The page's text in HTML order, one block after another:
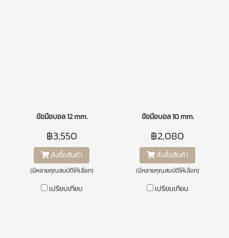
ข้อมือบอล 12 mm.
฿3,550
สั่งซื้อสินค้า
(มีหลายคุณสมบัติให้เลือก)
เปรียบเทียบ
ข้อมือบอล 10 mm.
฿2,080
สั่งซื้อสินค้า
(มีหลายคุณสมบัติให้เลือก)
เปรียบเทียบ